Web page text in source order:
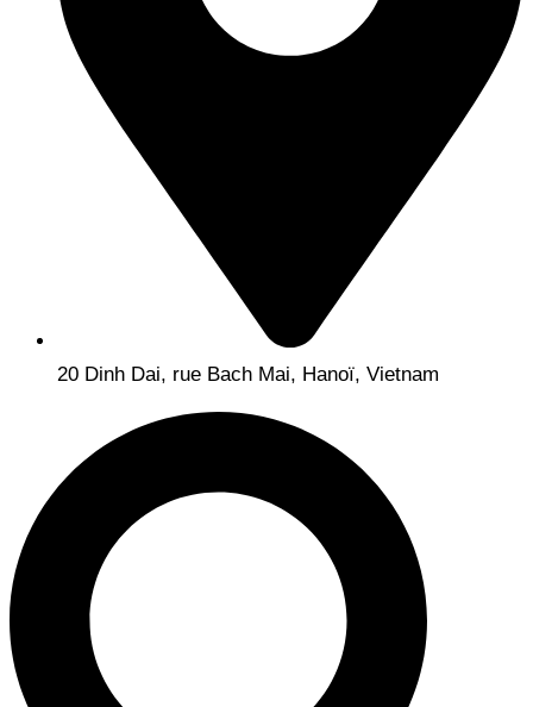
20 Dinh Dai, rue Bach Mai, Hanoï, Vietnam